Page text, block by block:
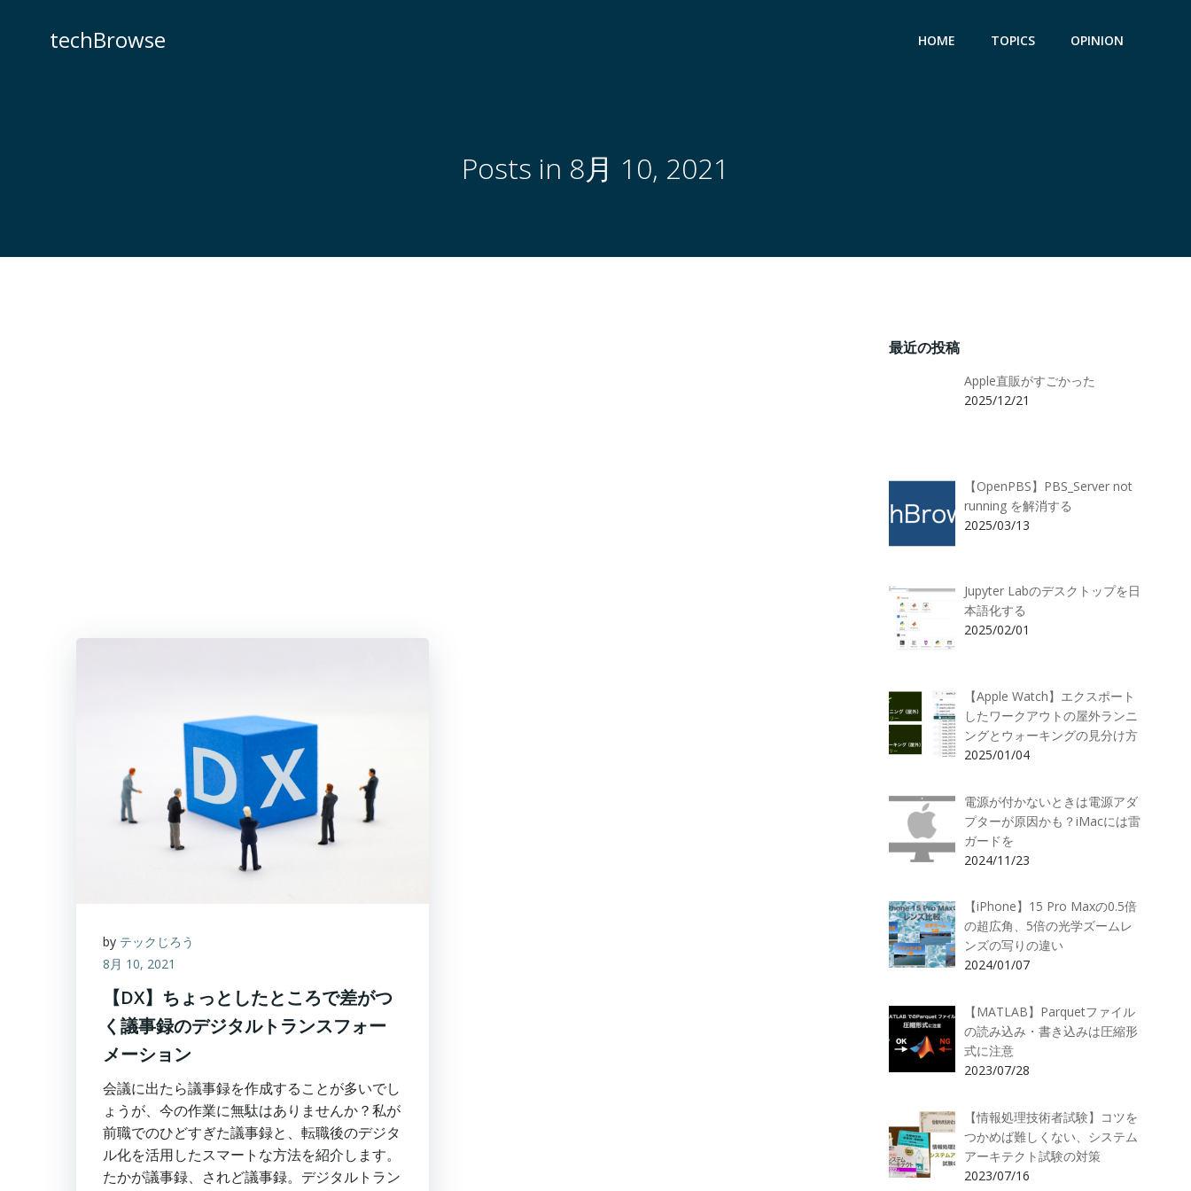
techBrowse HOME TOPICS OPINION
Posts in 8月 10, 2021
by テックじろう
8月 10, 2021
【DX】ちょっとしたところで差がつ
く議事録のデジタルトランスフォー
メーション
会議に出たら議事録を作成することが多いでし
ょうが、今の作業に無駄はありませんか？私が
前職でのひどすぎた議事録と、転職後のデジタ
ル化を活用したスマートな方法を紹介します。
たかが議事録、されど議事録。デジタルトラン
最近の投稿
Apple直販がすごかった
2025/12/21
【OpenPBS】PBS_Server not
running を解消する
2025/03/13
Jupyter Labのデスクトップを日
本語化する
2025/02/01
【Apple Watch】エクスポート
したワークアウトの屋外ランニ
ングとウォーキングの見分け方
2025/01/04
電源が付かないときは電源アダ
プターが原因かも？iMacには雷
ガードを
2024/11/23
【iPhone】15 Pro Maxの0.5倍
の超広角、5倍の光学ズームレ
ンズの写りの違い
2024/01/07
【MATLAB】Parquetファイル
の読み込み・書き込みは圧縮形
式に注意
2023/07/28
【情報処理技術者試験】コツを
つかめば難しくない、システム
アーキテクト試験の対策
2023/07/16